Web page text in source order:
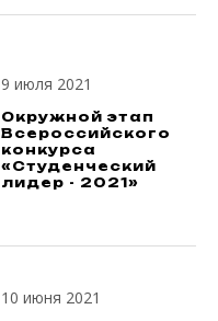
9 июля 2021
Окружной этап
Всероссийского
конкурса
«Студенческий
лидер - 2021»
10 июня 2021